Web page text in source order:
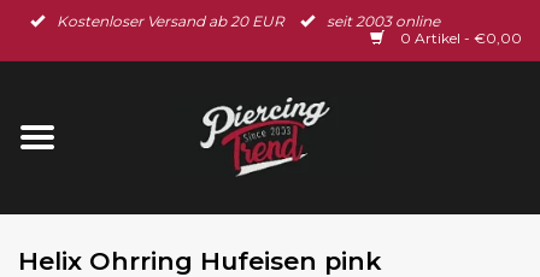
Kostenloser Versand ab 20 EUR
seit 2003 online
0 Artikel - €0,00
Startseite
Helix Ohrring Hufeisen pink